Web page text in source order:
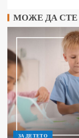
МОЖЕ ДА
ЗА ДЕТЕТО